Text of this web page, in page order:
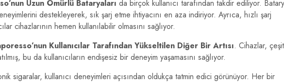
Uzun Ömürlü Bataryaları da birçok kullanıcı tarafından takdir ediliyor.
destekleyerek, sık şarj etme ihtiyacını en aza indiriyor. Ayrıca, hızlı şarj
cihazlarının hemen kullanılabilir olmasını sağlıyor.
Kullanıcılar Tarafından Yükseltilen Diğer Bir Artısı. Cihazlar,
bu da kullanıcıların endişesiz bir deneyim yaşamasını sağlıyor.
sigaralar, kullanıcı deneyimleri açısından oldukça tatmin edici görünüyor. Her bir